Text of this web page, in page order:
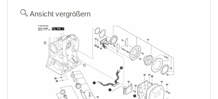
Ansicht vergrößern